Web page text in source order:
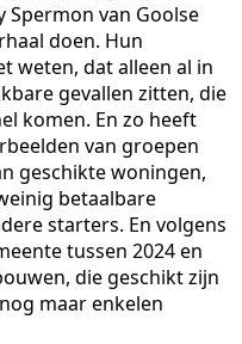
Spermon van Goolse
doen. Hun
weten, dat alleen al in
gevallen zitten, die
komen. En zo heeft
van groepen
geschikte woningen,
betaalbare
starters. En volgens
tussen 2024 en
die geschikt zijn
maar enkelen